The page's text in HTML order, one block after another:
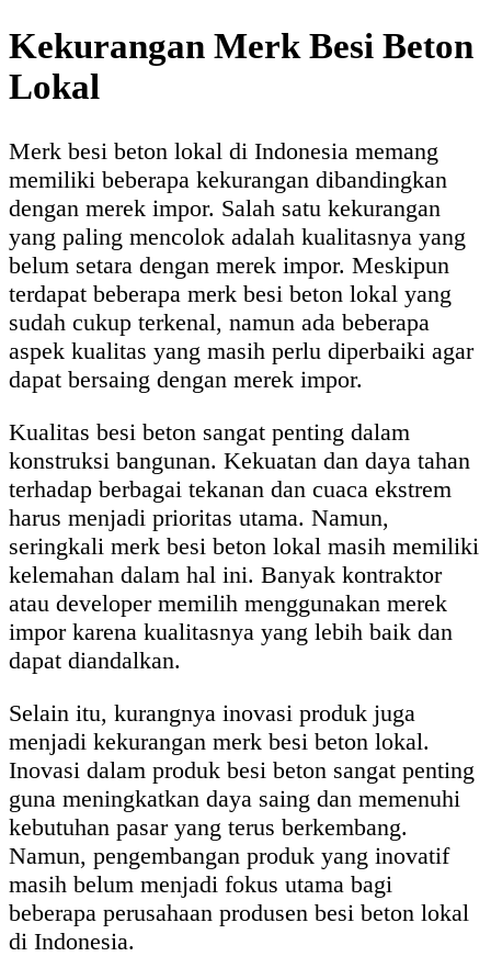
Kekurangan Merk Besi Beton
Lokal
Merk besi beton lokal di Indonesia memang
memiliki beberapa kekurangan dibandingkan
dengan merek impor. Salah satu kekurangan
yang paling mencolok adalah kualitasnya yang
belum setara dengan merek impor. Meskipun
terdapat beberapa merk besi beton lokal yang
sudah cukup terkenal, namun ada beberapa
aspek kualitas yang masih perlu diperbaiki agar
dapat bersaing dengan merek impor.
Kualitas besi beton sangat penting dalam
konstruksi bangunan. Kekuatan dan daya tahan
terhadap berbagai tekanan dan cuaca ekstrem
harus menjadi prioritas utama. Namun,
seringkali merk besi beton lokal masih memiliki
kelemahan dalam hal ini. Banyak kontraktor
atau developer memilih menggunakan merek
impor karena kualitasnya yang lebih baik dan
dapat diandalkan.
Selain itu, kurangnya inovasi produk juga
menjadi kekurangan merk besi beton lokal.
Inovasi dalam produk besi beton sangat penting
guna meningkatkan daya saing dan memenuhi
kebutuhan pasar yang terus berkembang.
Namun, pengembangan produk yang inovatif
masih belum menjadi fokus utama bagi
beberapa perusahaan produsen besi beton lokal
di Indonesia.